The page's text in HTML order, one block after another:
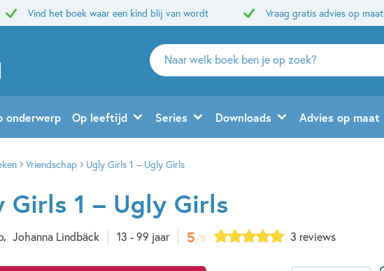
Vind het boek waar een kind blij van wordt Vraag gratis advies op maat
Zoeken
naar
en
uitgevers
onderwerp Op leeftijd Series Downloads Advies op maat
Vriendschap Ugly Girls 1 – Ugly Girls
Girls 1 – Ugly Girls
Johanna Lindbäck 13 - 99 jaar 5/5 3 reviews